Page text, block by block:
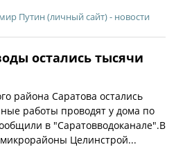
Путин (личный сайт) - новости
остались тысячи
района Саратова остались
работы проводят у дома по
в "Саратовводоканале".В
Целинстрой...